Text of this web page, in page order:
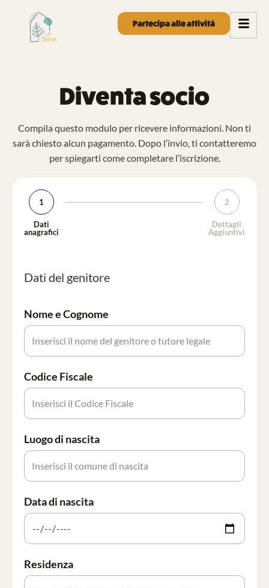
Partecipa alle attività
Diventa socio
Compila questo modulo per ricevere informazioni. Non ti
sarà chiesto alcun pagamento. Dopo l’invio, ti contatteremo
per spiegarti come completare l’iscrizione.
1
Dati
anagrafici
2
Dettagli
Aggiuntivi
Dati del genitore
Nome e Cognome
Codice Fiscale
Luogo di nascita
Data di nascita
Residenza